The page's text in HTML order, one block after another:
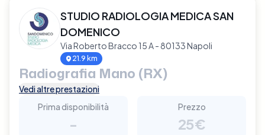
STUDIO RADIOLOGIA MEDICA SAN
DOMENICO
Via Roberto Bracco 15 A - 80133 Napoli
21.9 km
Radiografia Mano (RX)
Vedi altre prestazioni
Prima disponibilità
-
Prezzo
25€